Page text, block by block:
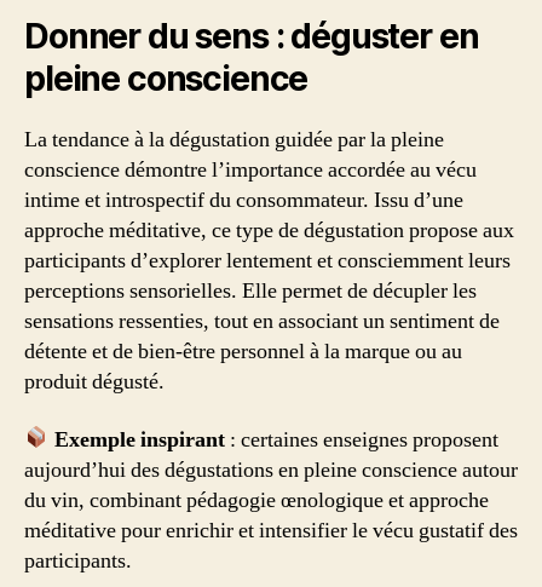
Donner du sens : déguster en
pleine conscience
La tendance à la dégustation guidée par la pleine
conscience démontre l’importance accordée au vécu
intime et introspectif du consommateur. Issu d’une
approche méditative, ce type de dégustation propose aux
participants d’explorer lentement et consciemment leurs
perceptions sensorielles. Elle permet de décupler les
sensations ressenties, tout en associant un sentiment de
détente et de bien-être personnel à la marque ou au
produit dégusté.
Exemple inspirant: certaines enseignes proposent
aujourd’hui des dégustations en pleine conscience autour
du vin, combinant pédagogie œnologique et approche
méditative pour enrichir et intensifier le vécu gustatif des
participants.